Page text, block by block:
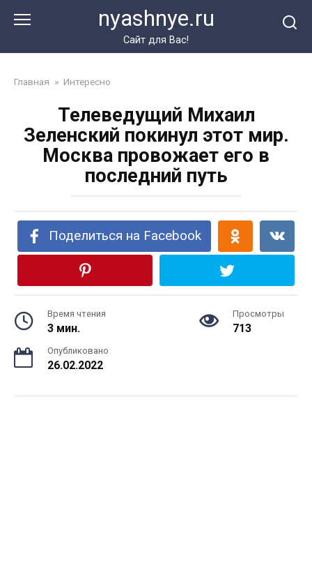
nyashnye.ru
Сайт для Вас!
Главная » Интересно
Телеведущий Михаил
Зеленский покинул этот мир.
Москва провожает его в
последний путь
Поделиться на Facebook
Время чтения
3 мин.
Просмотры
713
Опубликовано
26.02.2022